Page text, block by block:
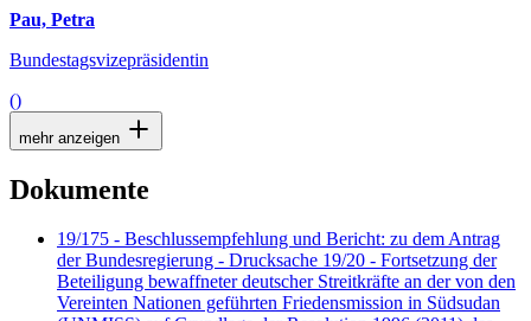
Pau, Petra
Bundestagsvizepräsidentin
()
mehr anzeigen
Dokumente
19/175 - Beschlussempfehlung und Bericht: zu dem Antrag
der Bundesregierung - Drucksache 19/20 - Fortsetzung der
Beteiligung bewaffneter deutscher Streitkräfte an der von den
Vereinten Nationen geführten Friedensmission in Südsudan